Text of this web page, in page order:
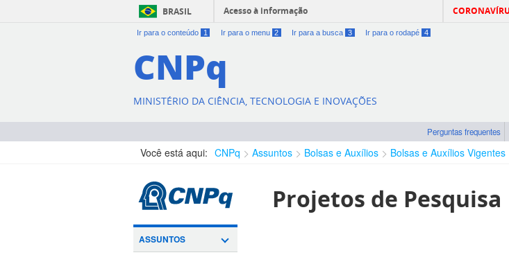
BRASIL Acesso à informação
Ir para o conteúdo 1 Ir para o menu 2 Ir para a busca 3 Ir para o rodapé 4
CNPq
MINISTÉRIO DA CIÊNCIA, TECNOLOGIA E INOVAÇÕES
Perguntas frequentes
Você está aqui: CNPq Assuntos Bolsas e Auxílios Bolsas e Auxílios Vigentes
ASSUNTOS
Projetos de Pesquisa